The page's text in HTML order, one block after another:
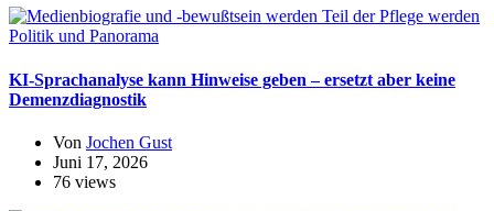
Politik und Panorama
KI-Sprachanalyse kann Hinweise geben – ersetzt aber keine
Demenzdiagnostik
Von Jochen Gust
Juni 17, 2026
76 views